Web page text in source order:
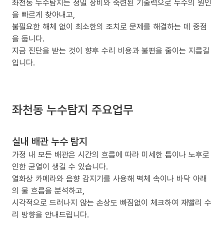
좌천동 누수탐지는 정밀 장비와 숙련된 기술력으로 누수의 원인
을 빠르게 찾아내고,
불필요한 해체 없이 최소한의 조치로 문제를 해결하는 데 중점
을 둡니다.
지금 진단을 받는 것이 향후 수리 비용과 불편을 줄이는 지름길
입니다.
좌천동 누수탐지 주요업무
실내 배관 누수 탐지
가정 내 모든 배관은 시간의 흐름에 따라 미세한 틈이나 노후로
인한 균열이 생길 수 있습니다.
열화상 카메라와 음향 감지기를 사용해 벽체 속이나 바닥 아래
의 물 흐름을 분석하고,
시각적으로 드러나지 않는 손상도 빠짐없이 체크하여 재빨리 수
리 방향을 안내드립니다.